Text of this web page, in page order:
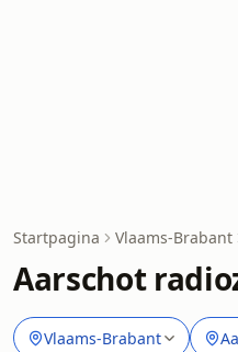
Startpagina Vlaams-Brabant
Aarschot
Vlaams-Brabant